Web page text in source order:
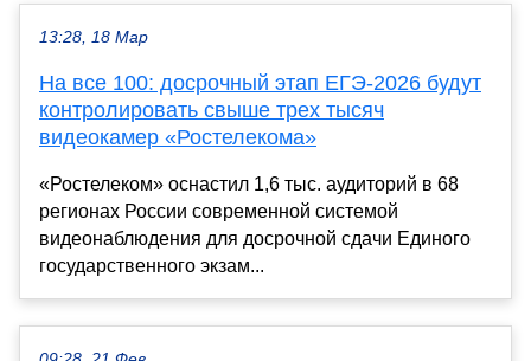
13:28, 18 Мар
На все 100: досрочный этап ЕГЭ-2026 будут
контролировать свыше трех тысяч
видеокамер «Ростелекома»
«Ростелеком» оснастил 1,6 тыс. аудиторий в 68
регионах России современной системой
видеонаблюдения для досрочной сдачи Единого
государственного экзам...